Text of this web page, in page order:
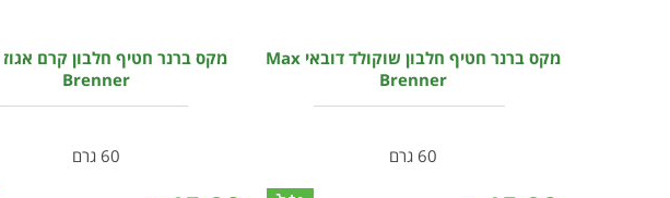
מקס ברנר חטיף חלבון שוקולד דובאי Max
Brenner
60 גרם
Brenner
60 גרם